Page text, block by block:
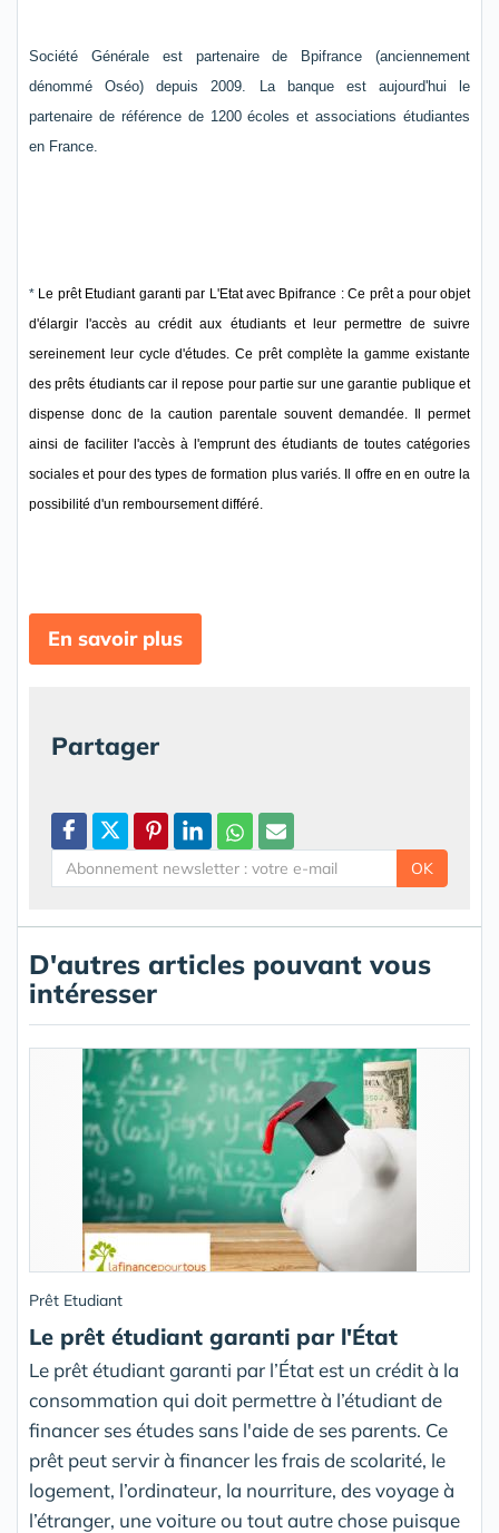
Société Générale est partenaire de Bpifrance (anciennement
dénommé Oséo) depuis 2009. La banque est aujourd'hui le
partenaire de référence de 1200 écoles et associations étudiantes
en France.
* Le prêt Etudiant garanti par L'Etat avec Bpifrance : Ce prêt a pour objet
d'élargir l'accès au crédit aux étudiants et leur permettre de suivre
sereinement leur cycle d'études. Ce prêt complète la gamme existante
des prêts étudiants car il repose pour partie sur une garantie publique et
dispense donc de la caution parentale souvent demandée. Il permet
ainsi de faciliter l'accès à l'emprunt des étudiants de toutes catégories
sociales et pour des types de formation plus variés. Il offre en en outre la
possibilité d'un remboursement différé.
En savoir plus
Partager
OK
D'autres articles pouvant vous
intéresser
Prêt Etudiant
Le prêt étudiant garanti par l'État
Le prêt étudiant garanti par l’État est un crédit à la
consommation qui doit permettre à l’étudiant de
financer ses études sans l'aide de ses parents. Ce
prêt peut servir à financer les frais de scolarité, le
logement, l’ordinateur, la nourriture, des voyage à
l’étranger, une voiture ou tout autre chose puisque